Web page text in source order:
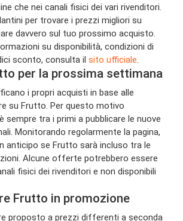
che nei canali fisici dei vari rivenditori.
per trovare i prezzi migliori su
davvero sul tuo prossimo acquisto.
su disponibilità, condizioni di
sconto, consulta il sito ufficiale
per la prossima settimana
i propri acquisti in base alle
su Frutto. Per questo motivo
tra i primi a pubblicare le nuove
Monitorando regolarmente la pagina,
anticipo se Frutto sarà incluso tra le
Alcune offerte potrebbero essere
fisici dei rivenditori e non disponibili
Frutto in promozione
proposto a prezzi differenti a seconda